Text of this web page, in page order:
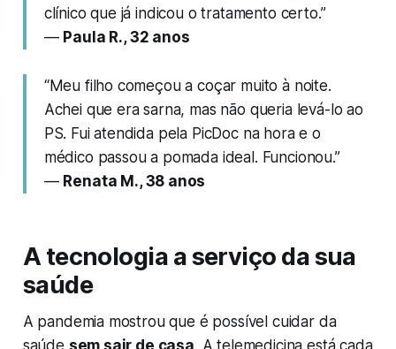
clínico que já indicou o tratamento certo.”
— Paula R., 32 anos
“Meu filho começou a coçar muito à noite.
Achei que era sarna, mas não queria levá-lo ao
PS. Fui atendida pela PicDoc na hora e o
médico passou a pomada ideal. Funcionou.”
— Renata M., 38 anos
A tecnologia a serviço da sua
saúde
A pandemia mostrou que é possível cuidar da